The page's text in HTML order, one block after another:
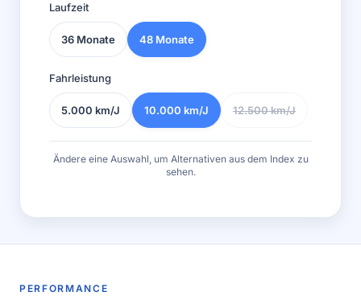
Laufzeit
36 Monate 48 Monate
Fahrleistung
5.000 km/J 10.000 km/J 12.500 km/J
Ändere eine Auswahl, um Alternativen aus dem Index zu
sehen.
PERFORMANCE